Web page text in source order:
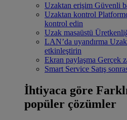
Uzaktan erişim Güvenli
Uzaktan kontrol
kontrol edin
Uzak masaüstü
LAN’da uyandırma
etkinleştirin
Ekran paylaşma Gerçek
Smart Service Satış
İhtiyaca göre
popüler çözümler